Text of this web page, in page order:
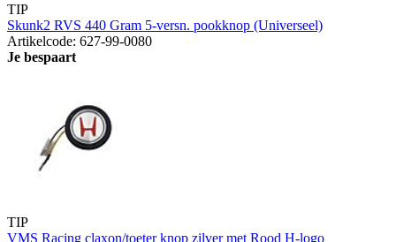
TIP
Skunk2 RVS 440 Gram 5-versn. pookknop (Universeel)
Artikelcode: 627-99-0080
Je bespaart
TIP
VMS Racing claxon/toeter knop zilver met Rood H-logo